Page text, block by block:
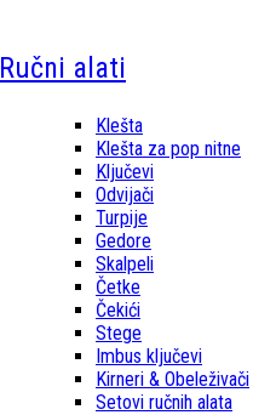
Ručni alati
Klešta
Klešta za pop nitne
Ključevi
Odvijači
Turpije
Gedore
Skalpeli
Četke
Čekići
Stege
Imbus ključevi
Kirneri & Obeleživači
Setovi ručnih alata